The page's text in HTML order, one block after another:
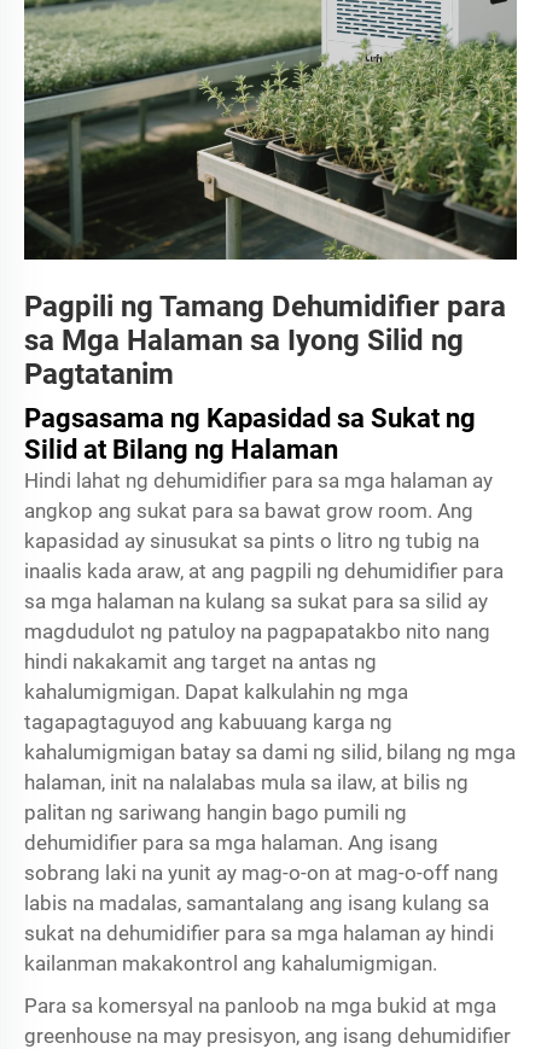
Pagpili ng Tamang Dehumidifier para
sa Mga Halaman sa Iyong Silid ng
Pagtatanim
Pagsasama ng Kapasidad sa Sukat ng
Silid at Bilang ng Halaman
Hindi lahat ng dehumidifier para sa mga halaman ay
angkop ang sukat para sa bawat grow room. Ang
kapasidad ay sinusukat sa pints o litro ng tubig na
inaalis kada araw, at ang pagpili ng dehumidifier para
sa mga halaman na kulang sa sukat para sa silid ay
magdudulot ng patuloy na pagpapatakbo nito nang
hindi nakakamit ang target na antas ng
kahalumigmigan. Dapat kalkulahin ng mga
tagapagtaguyod ang kabuuang karga ng
kahalumigmigan batay sa dami ng silid, bilang ng mga
halaman, init na nalalabas mula sa ilaw, at bilis ng
palitan ng sariwang hangin bago pumili ng
dehumidifier para sa mga halaman. Ang isang
sobrang laki na yunit ay mag-o-on at mag-o-off nang
labis na madalas, samantalang ang isang kulang sa
sukat na dehumidifier para sa mga halaman ay hindi
kailanman makakontrol ang kahalumigmigan.
Para sa komersyal na panloob na mga bukid at mga
greenhouse na may presisyon, ang isang dehumidifier